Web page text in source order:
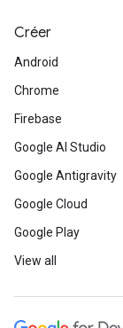
Créer
Android
Chrome
Firebase
Google AI Studio
Google Antigravity
Google Cloud
Google Play
View all